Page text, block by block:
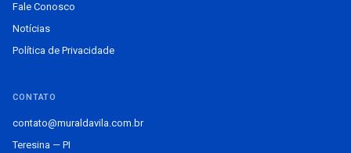
Fale Conosco
Notícias
Política de Privacidade
CONTATO
contato@muraldavila.com.br
Teresina — PI